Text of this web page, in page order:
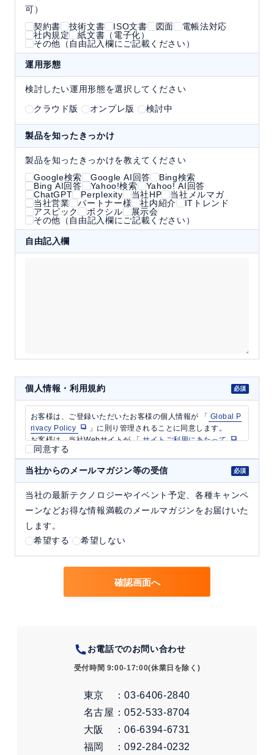
可）
契約書
技術文書 ISO文書 図面
電帳法対応
社内規定
紙文書（電子化）
その他（自由記入欄にご記載ください）
運用形態
検討したい運用形態を選択してください
クラウド版
オンプレ版 検討中
製品を知ったきっかけ
製品を知ったきっかけを教えてください
Google検索
Google AI回答
Bing検索
Bing AI回答
Yahoo!検索
Yahoo! AI回答
ChatGPT
Perplexity 当社HP
当社メルマガ
当社営業
パートナー様 社内紹介
ITトレンド
アスピック
ボクシル
展示会
その他（自由記入欄にご記載ください）
自由記入欄
個人情報・利用規約
同意する
当社からのメールマガジン等の受信
当社の最新テクノロジーやイベント予定、各種キャンペ
ーンなどお得な情報満載のメールマガジンをお届けいた
します。
希望する
希望しない
確認画面へ
お電話でのお問い合わせ
受付時間 9:00-17:00(休業日を除く)
東京 ：03-6406-2840
名古屋：052-533-8704
大阪 ：06-6394-6731
福岡 ：092-284-0232